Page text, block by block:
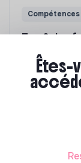
Top 8 des
Marianne
Êtes-